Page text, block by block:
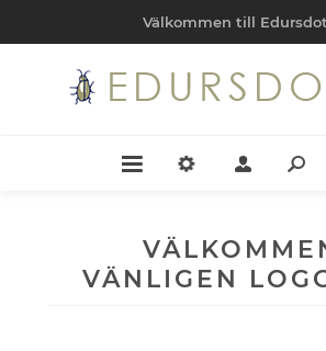
Välkommen till
VÄNLIGEN